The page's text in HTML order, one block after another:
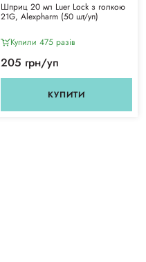
Шприц 20 мл Luer Lock з голкою
21G, Alexpharm (50 шт/уп)
Купили 475 разiв
205 грн/уп
КУПИТИ